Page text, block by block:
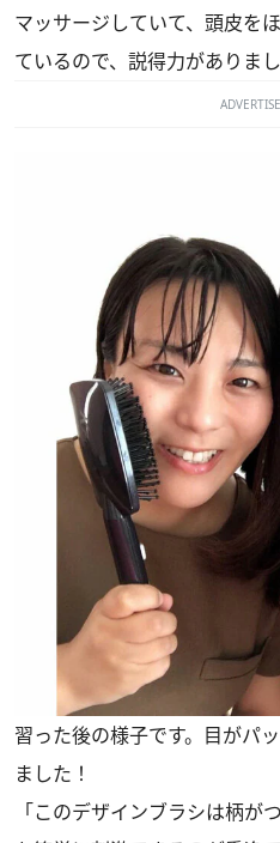
マッサージしていて、頭皮を
ているので、説得力がありまし
習った後の様子です。目がパ
ました！
「このデザインブラシは柄が